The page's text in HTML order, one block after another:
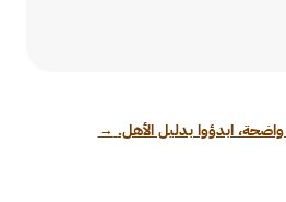
واضحة، ابدؤوا بدليل الأهل. →